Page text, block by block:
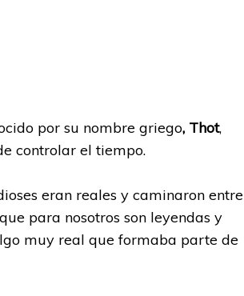
por su nombre griego, Thot,
controlar el tiempo.
eran reales y caminaron entre
para nosotros son leyendas y
muy real que formaba parte de